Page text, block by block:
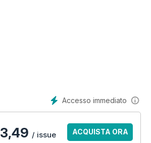
Accesso immediato
3,49 / issue ACQUISTA ORA